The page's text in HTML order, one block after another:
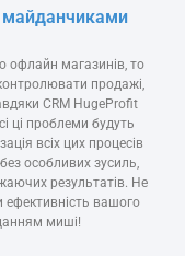
майданчиками
офлайн магазинів, то
продажі,
CRM HugeProfit
ці проблеми будуть
всіх цих процесів
особливих зусиль,
результатів. Не
ефективність вашого
миші!